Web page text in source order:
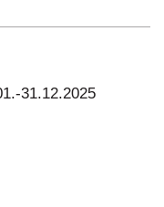
31.12.2025